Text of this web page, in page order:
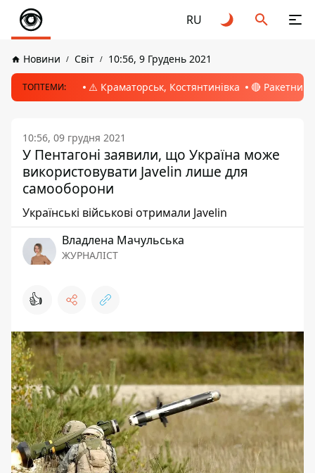
RU
Новини Світ 10:56, 9 Грудень 2021
ТОПТЕМИ: ⚠️ Краматорськ, Костянтинівка 🔴 Ракетний
10:56, 09 грудня 2021
У Пентагоні заявили, що Україна може
використовувати Javelin лише для
самооборони
Українські військові отримали Javelin
Владлена Мачульська
ЖУРНАЛІСТ
👍